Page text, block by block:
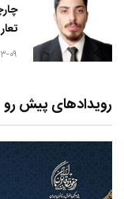
رویدادهای پیش رو